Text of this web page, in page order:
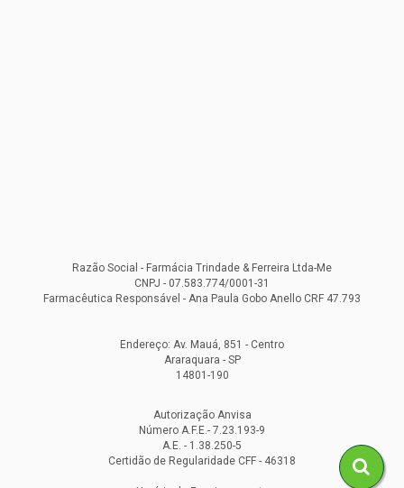
Razão Social - Farmácia Trindade & Ferreira Ltda-Me
CNPJ - 07.583.774/0001-31
Farmacêutica Responsável - Ana Paula Gobo Anello CRF 47.793
Endereço: Av. Mauá, 851 - Centro
Araraquara - SP
14801-190
Autorização Anvisa
Número A.F.E.- 7.23.193-9
A.E. - 1.38.250-5
Certidão de Regularidade CFF - 46318